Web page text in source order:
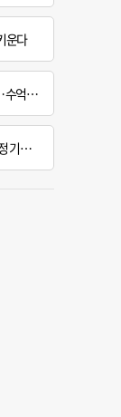
운다
명 송치
회